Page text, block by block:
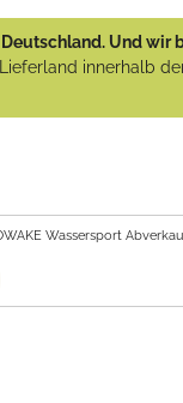
Und wir
innerhalb
Wassersport